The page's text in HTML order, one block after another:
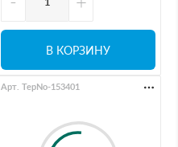
В КОРЗИНУ
Арт. TepNo-153401